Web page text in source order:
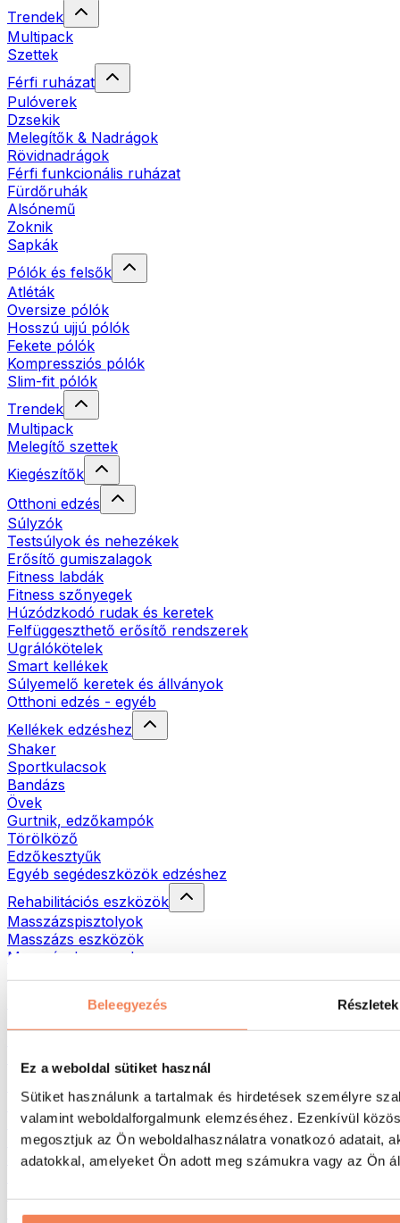
Beleegyezés Részletek
Ez a weboldal sütiket használ
Sütiket használunk a tartalmak és hirdetések személyre
valamint weboldalforgalmunk elemzéséhez. Ezenkívül
megosztjuk az Ön weboldalhasználatra vonatkozó adatait,
adatokkal, amelyeket Ön adott meg számukra vagy az Ön
Trendek
Multipack
Szettek
Férfi ruházat
Pulóverek
Dzsekik
Melegítők & Nadrágok
Rövidnadrágok
Férfi funkcionális ruházat
Fürdőruhák
Alsónemű
Zoknik
Sapkák
Pólók és felsők
Atléták
Oversize pólók
Hosszú ujjú pólók
Fekete pólók
Kompressziós pólók
Slim-fit pólók
Trendek
Multipack
Melegítő szettek
Kiegészítők
Otthoni edzés
Súlyzók
Testsúlyok és nehezékek
Erősítő gumiszalagok
Fitness labdák
Fitness szőnyegek
Húzódzkodó rudak és keretek
Felfüggeszthető erősítő rendszerek
Ugrálókötelek
Smart kellékek
Súlyemelő keretek és állványok
Otthoni edzés - egyéb
Kellékek edzéshez
Shaker
Sportkulacsok
Bandázs
Övek
Gurtnik, edzőkampók
Törölköző
Edzőkesztyűk
Egyéb segédeszközök edzéshez
Rehabilitációs eszközök
Masszázspisztolyok
Masszázs eszközök
Masszázshengerek
Táskák & hátizsákok
Hátizsákok
Futás
Küzdősportok
Kerékpározás
Jóga és pilates
Úszás
Túrázás